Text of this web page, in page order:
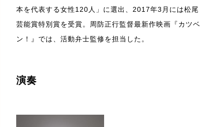
本を代表する女性120人」に選出、2017年3月には松尾
芸能賞特別賞を受賞。周防正行監督最新作映画『カツベ
ン！』では、活動弁士監修を担当した。
演奏